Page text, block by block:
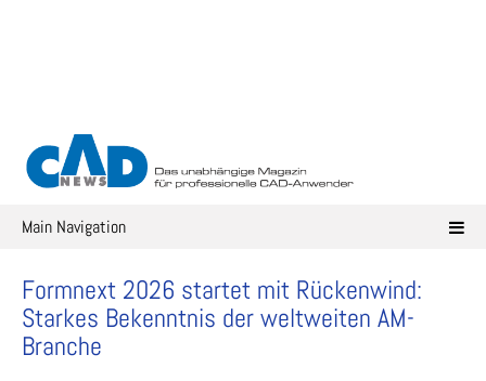
Main Navigation
Formnext 2026 startet mit Rückenwind:
Starkes Bekenntnis der weltweiten AM-
Branche